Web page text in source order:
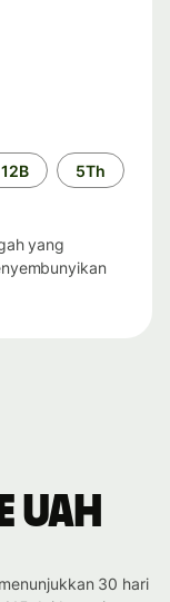
12B 5Th
yang
UAH
30 hari